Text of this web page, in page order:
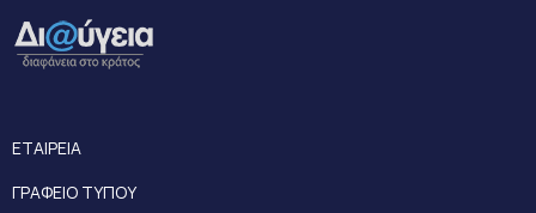
ΕΤΑΙΡΕΙΑ
ΓΡΑΦΕΙΟ ΤΥΠΟΥ